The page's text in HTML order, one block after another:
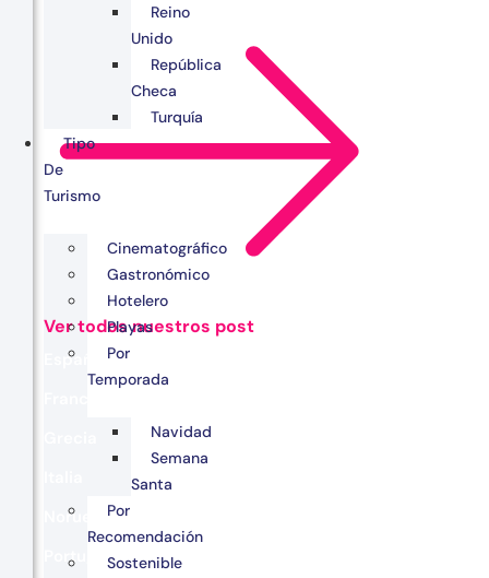
Ver todos nuestros post
España
Noruega
Portugal
Reino
Unido
República
Checa
Turquía
Tipo
De
Turismo
Cinematográfico
Gastronómico
Hotelero
Playas
Por
Temporada
Navidad
Semana
Santa
Por
Recomendación
Sostenible